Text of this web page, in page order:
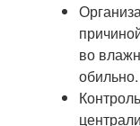
во
обильно.